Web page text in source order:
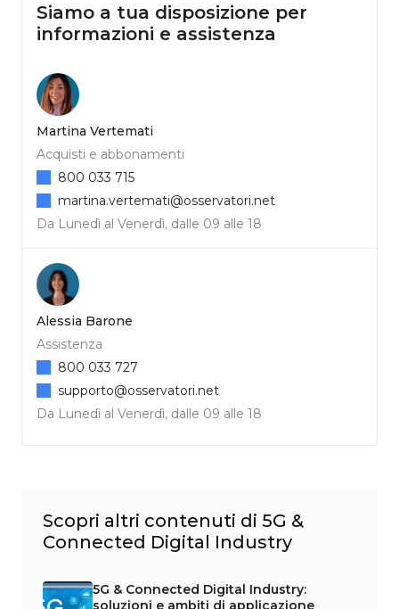
Siamo a tua disposizione per
informazioni e assistenza
Martina Vertemati
Acquisti e abbonamenti
Da Lunedì al Venerdì, dalle 09 alle 18
800 033 715
martina.vertemati@osservatori.net
Alessia Barone
Assistenza
Da Lunedì al Venerdì, dalle 09 alle 18
800 033 727
supporto@osservatori.net
Scopri altri contenuti di 5G &
Connected Digital Industry
5G & Connected Digital Industry:
soluzioni e ambiti di applicazione